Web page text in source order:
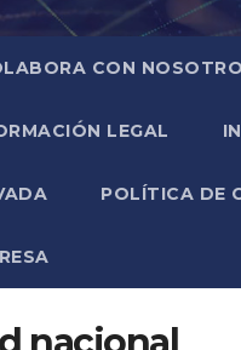
CON
LEGAL
POLÍTICA DE